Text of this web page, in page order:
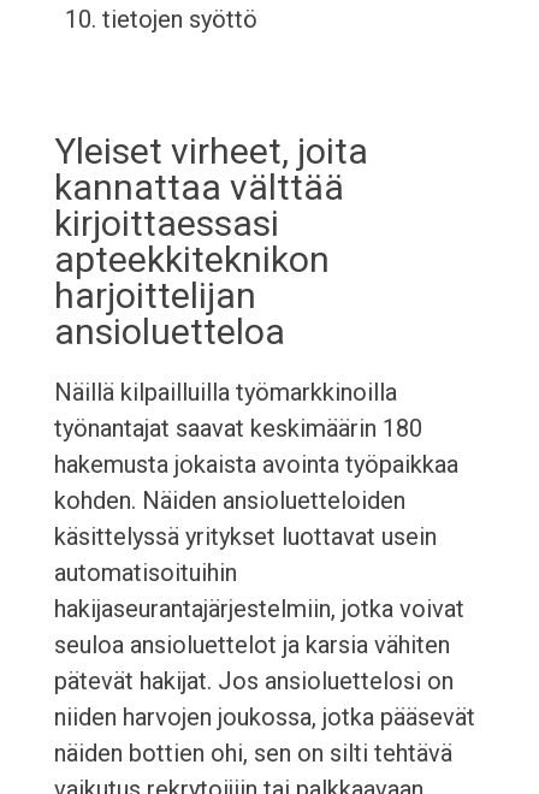
tietojen syöttö
Yleiset virheet, joita
kannattaa välttää
kirjoittaessasi
apteekkiteknikon
harjoittelijan
ansioluetteloa
Näillä kilpailluilla työmarkkinoilla
työnantajat saavat keskimäärin 180
hakemusta jokaista avointa työpaikkaa
kohden. Näiden ansioluetteloiden
käsittelyssä yritykset luottavat usein
automatisoituihin
hakijaseurantajärjestelmiin, jotka voivat
seuloa ansioluettelot ja karsia vähiten
pätevät hakijat. Jos ansioluettelosi on
niiden harvojen joukossa, jotka pääsevät
näiden bottien ohi, sen on silti tehtävä